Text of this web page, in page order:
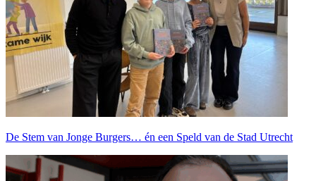
De Stem van Jonge Burgers… én een Speld van de Stad Utrecht